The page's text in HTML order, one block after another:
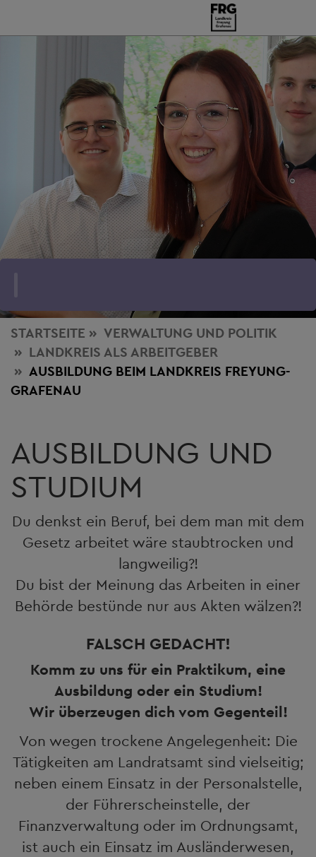
STARTSEITE VERWALTUNG UND POLITIK
LANDKREIS ALS ARBEITGEBER
AUSBILDUNG BEIM LANDKREIS FREYUNG-
GRAFENAU
AUSBILDUNG UND
STUDIUM
Du denkst ein Beruf, bei dem man mit dem
Gesetz arbeitet wäre staubtrocken und
langweilig?!
Du bist der Meinung das Arbeiten in einer
Behörde bestünde nur aus Akten wälzen?!
FALSCH GEDACHT!
Komm zu uns für ein Praktikum, eine
Ausbildung oder ein Studium!
Wir überzeugen dich vom Gegenteil!
Von wegen trockene Angelegenheit: Die
Tätigkeiten am Landratsamt sind vielseitig;
neben einem Einsatz in der Personalstelle,
der Führerscheinstelle, der
Finanzverwaltung oder im Ordnungsamt,
ist auch ein Einsatz im Ausländerwesen,